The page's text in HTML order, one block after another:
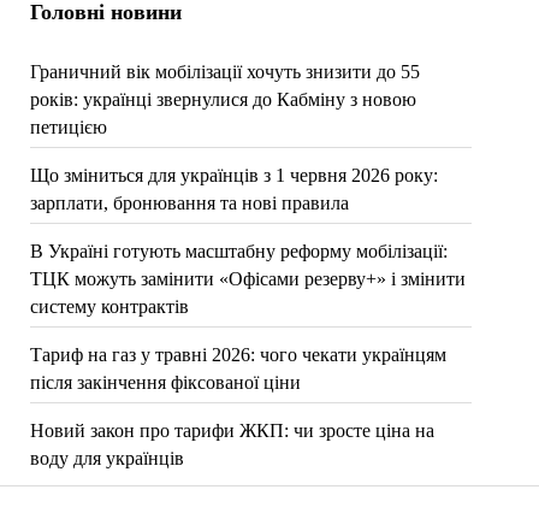
Головні новини
Граничний вік мобілізації хочуть знизити до 55
років: українці звернулися до Кабміну з новою
петицією
Що зміниться для українців з 1 червня 2026 року:
зарплати, бронювання та нові правила
В Україні готують масштабну реформу мобілізації:
ТЦК можуть замінити «Офісами резерву+» і змінити
систему контрактів
Тариф на газ у травні 2026: чого чекати українцям
після закінчення фіксованої ціни
Новий закон про тарифи ЖКП: чи зросте ціна на
воду для українців